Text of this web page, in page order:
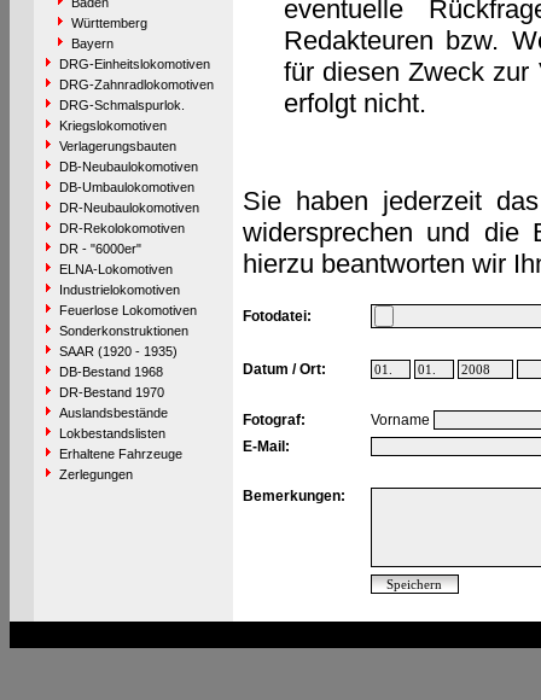
Württemberg
Bayern
DRG-Einheitslokomotiven
DRG-Zahnradlokomotiven
DRG-Schmalspurlok.
Kriegslokomotiven
Verlagerungsbauten
DB-Neubaulokomotiven
DB-Umbaulokomotiven
DR-Neubaulokomotiven
DR-Rekolokomotiven
DR - "6000er"
ELNA-Lokomotiven
Industrielokomotiven
Feuerlose Lokomotiven
Sonderkonstruktionen
SAAR (1920 - 1935)
DB-Bestand 1968
DR-Bestand 1970
Auslandsbestände
Lokbestandslisten
Erhaltene Fahrzeuge
Zerlegungen
eventuelle
Redakteuren bzw.
für diesen Zweck zur
erfolgt nicht.
Sie haben jederzeit
widersprechen und die
hierzu beantworten wir
Fotodatei:
Datum / Ort:
Fotograf:
Vorname
E-Mail:
Bemerkungen: